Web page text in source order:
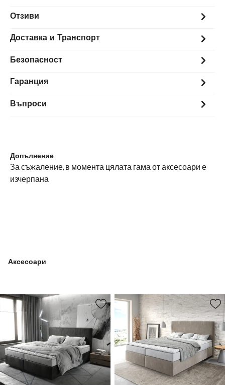
Отзиви
Доставка и Транспорт
Безопасност
Гаранция
Въпроси
Допълнение
За съжаление, в момента цялата гама от аксесоари е
изчерпана
Аксесоари